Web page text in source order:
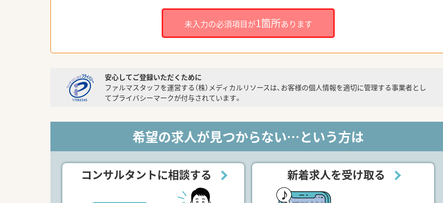
未入力の必須項目が1箇所あります
安心してご登録いただくために
ファルマスタッフを運営する（株）メディカルリソースは、お客様の個人情報を適切に管理する事業者とし
てプライバシーマークが付与されています。
希望の求人が見つからない…という方は
コンサルタントに相談する 新着求人を受け取る